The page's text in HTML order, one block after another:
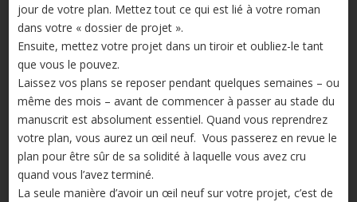
jour de votre plan. Mettez tout ce qui est lié à votre roman
dans votre « dossier de projet ».
Ensuite, mettez votre projet dans un tiroir et oubliez-le tant
que vous le pouvez.
Laissez vos plans se reposer pendant quelques semaines – ou
même des mois – avant de commencer à passer au stade du
manuscrit est absolument essentiel. Quand vous reprendrez
votre plan, vous aurez un œil neuf. Vous passerez en revue le
plan pour être sûr de sa solidité à laquelle vous avez cru
quand vous l’avez terminé.
La seule manière d’avoir un œil neuf sur votre projet, c’est de